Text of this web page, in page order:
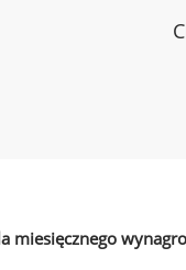
miesięcznego